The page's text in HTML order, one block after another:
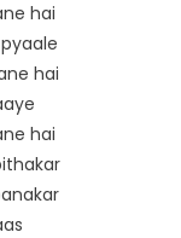
hai
hai
hai